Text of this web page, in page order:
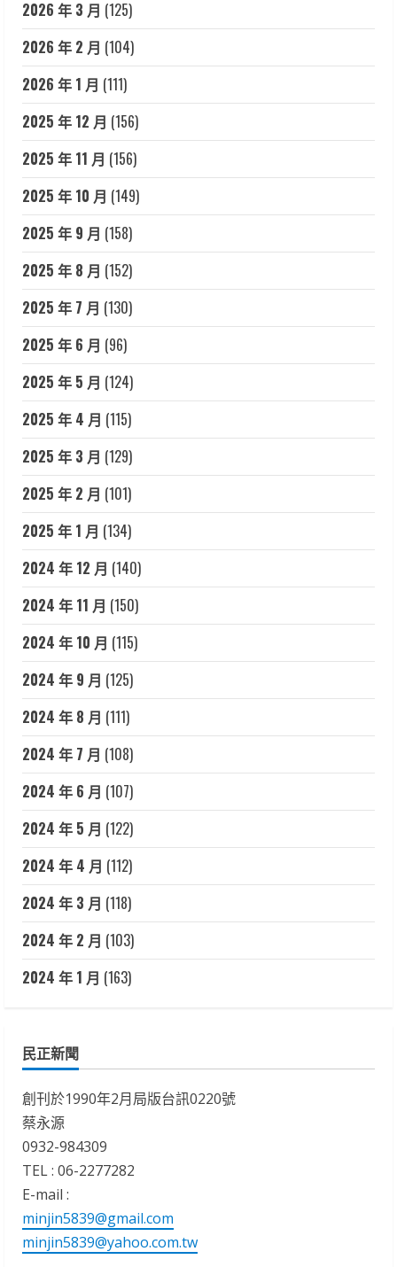
2026 年 3 月 (125)
2026 年 2 月 (104)
2026 年 1 月 (111)
2025 年 12 月 (156)
2025 年 11 月 (156)
2025 年 10 月 (149)
2025 年 9 月 (158)
2025 年 8 月 (152)
2025 年 7 月 (130)
2025 年 6 月 (96)
2025 年 5 月 (124)
2025 年 4 月 (115)
2025 年 3 月 (129)
2025 年 2 月 (101)
2025 年 1 月 (134)
2024 年 12 月 (140)
2024 年 11 月 (150)
2024 年 10 月 (115)
2024 年 9 月 (125)
2024 年 8 月 (111)
2024 年 7 月 (108)
2024 年 6 月 (107)
2024 年 5 月 (122)
2024 年 4 月 (112)
2024 年 3 月 (118)
2024 年 2 月 (103)
2024 年 1 月 (163)
民正新聞
創刊於1990年2月局版台訊0220號
蔡永源
0932-984309
TEL : 06-2277282
E-mail :
minjin5839@gmail.com
minjin5839@yahoo.com.tw